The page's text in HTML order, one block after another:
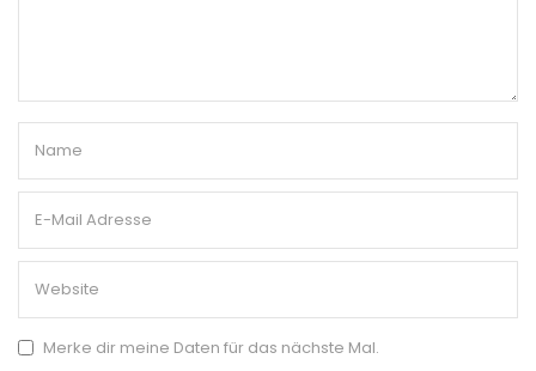
Merke dir meine Daten für das nächste Mal.